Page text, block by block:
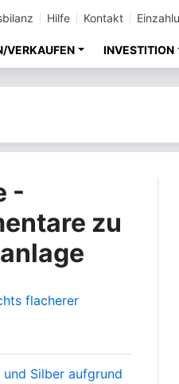
Hilfe Kontakt
VERKAUFEN INVESTITION
-
zu
flacherer
Silber aufgrund